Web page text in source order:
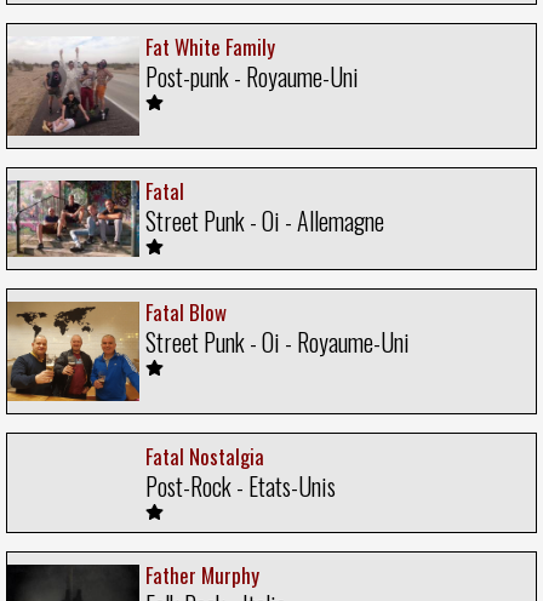
Fat White Family
Post-punk - Royaume-Uni
Fatal
Street Punk - Oi - Allemagne
Fatal Blow
Street Punk - Oi - Royaume-Uni
Fatal Nostalgia
Post-Rock - Etats-Unis
Father Murphy